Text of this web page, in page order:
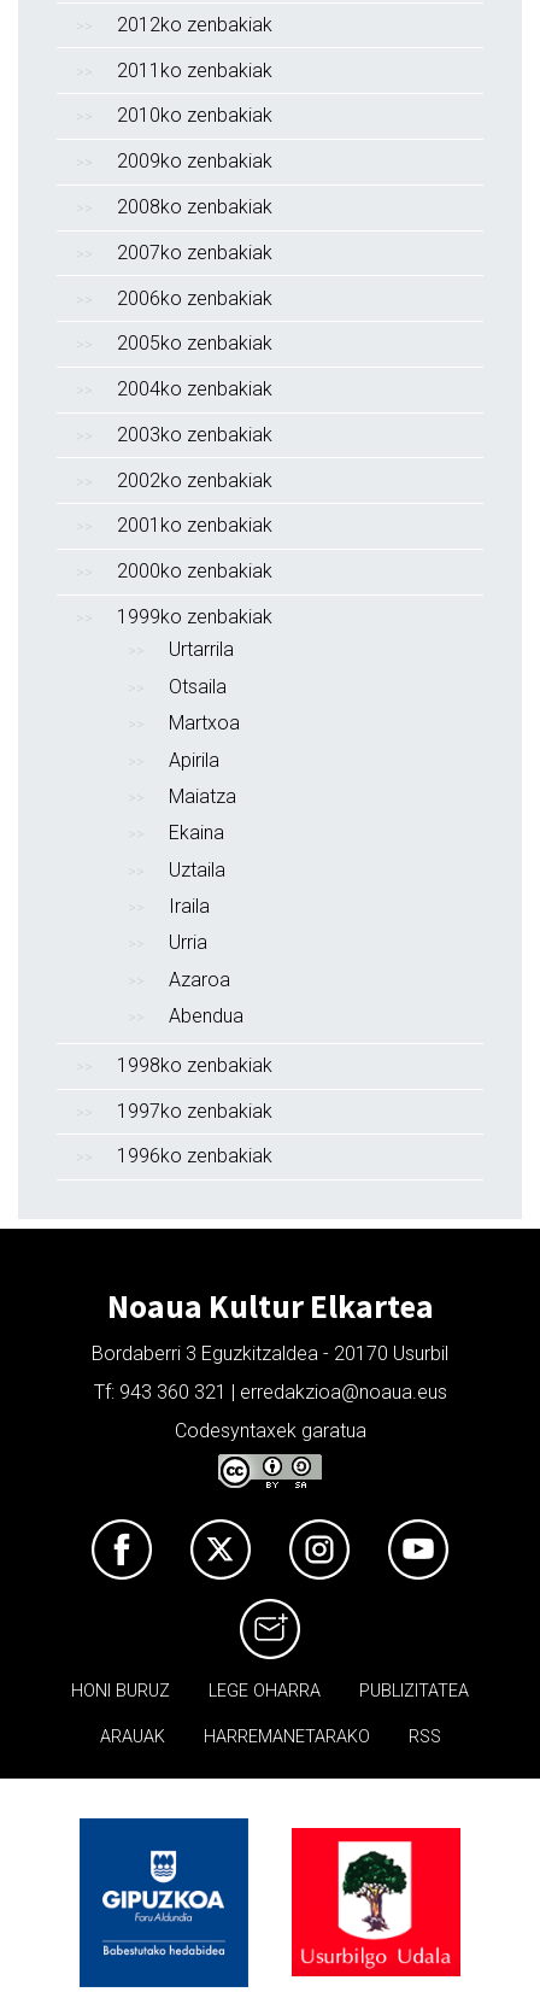
2012ko zenbakiak
2011ko zenbakiak
2010ko zenbakiak
2009ko zenbakiak
2008ko zenbakiak
2007ko zenbakiak
2006ko zenbakiak
2005ko zenbakiak
2004ko zenbakiak
2003ko zenbakiak
2002ko zenbakiak
2001ko zenbakiak
2000ko zenbakiak
1999ko zenbakiak
Urtarrila
Otsaila
Martxoa
Apirila
Maiatza
Ekaina
Uztaila
Iraila
Urria
Azaroa
Abendua
1998ko zenbakiak
1997ko zenbakiak
1996ko zenbakiak
Noaua Kultur Elkartea
Bordaberri 3 Eguzkitzaldea - 20170 Usurbil
Tf: 943 360 321 | erredakzioa@noaua.eus
Codesyntaxek garatua
HONI BURUZ LEGE OHARRA PUBLIZITATEA
ARAUAK HARREMANETARAKO RSS